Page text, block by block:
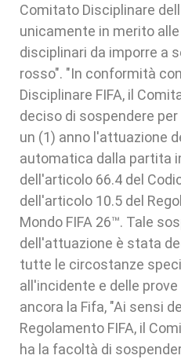
Comitato Disciplinare
unicamente in merito
disciplinari da imporre a
rosso". "In conformità
Disciplinare FIFA, il
deciso di sospendere
un (1) anno l'attuazione
automatica dalla partita
dell'articolo 66.4 del
dell'articolo 10.5 del
Mondo FIFA 26™. Tale
dell'attuazione è stata
tutte le circostanze
all'incidente e delle
ancora la Fifa, "Ai sensi
Regolamento FIFA, il
ha la facoltà di